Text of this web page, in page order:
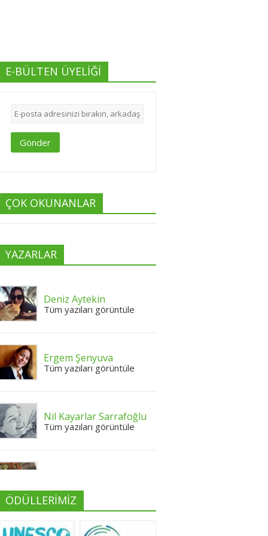
E-BÜLTEN ÜYELİĞİ
Gönder
ÇOK OKUNANLAR
YAZARLAR
Deniz Aytekin
Tüm yazıları görüntüle
Ergem Şenyuva
Tüm yazıları görüntüle
Nil Kayarlar Sarrafoğlu
Tüm yazıları görüntüle
Neslihan Edeş
ÖDÜLLERİMİZ